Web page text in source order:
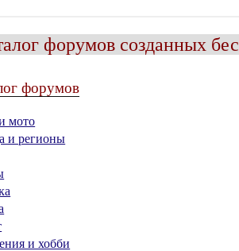
форумов созданных
форумов
мото
и регионы
и хобби